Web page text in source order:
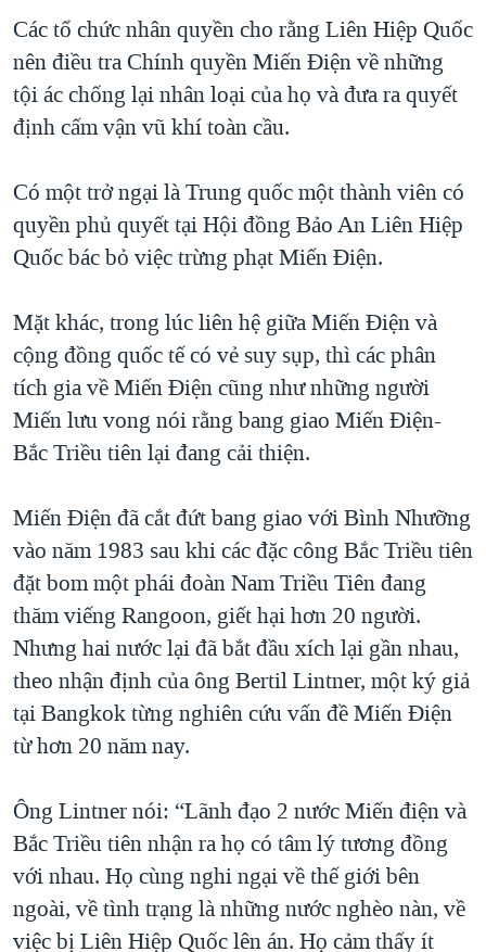
Các tổ chức nhân quyền cho rằng Liên Hiệp Quốc
nên điều tra Chính quyền Miến Điện về những
tội ác chống lại nhân loại của họ và đưa ra quyết
định cấm vận vũ khí toàn cầu.
Có một trở ngại là Trung quốc một thành viên có
quyền phủ quyết tại Hội đồng Bảo An Liên Hiệp
Quốc bác bỏ việc trừng phạt Miến Điện.
Mặt khác, trong lúc liên hệ giữa Miến Điện và
cộng đồng quốc tế có vẻ suy sụp, thì các phân
tích gia về Miến Điện cũng như những người
Miến lưu vong nói rằng bang giao Miến Ðiện-
Bắc Triều tiên lại đang cải thiện.
Miến Điện đã cắt đứt bang giao với Bình Nhưỡng
vào năm 1983 sau khi các đặc công Bắc Triều tiên
đặt bom một phái đoàn Nam Triều Tiên đang
thăm viếng Rangoon, giết hại hơn 20 người.
Nhưng hai nước lại đã bắt đầu xích lại gần nhau,
theo nhận định của ông Bertil Lintner, một ký giả
tại Bangkok từng nghiên cứu vấn đề Miến Điện
từ hơn 20 năm nay.
Ông Lintner nói: “Lãnh đạo 2 nước Miến điện và
Bắc Triều tiên nhận ra họ có tâm lý tương đồng
với nhau. Họ cùng nghi ngại về thế giới bên
ngoài, về tình trạng là những nước nghèo nàn, về
việc bị Liên Hiệp Quốc lên án. Họ cảm thấy ít